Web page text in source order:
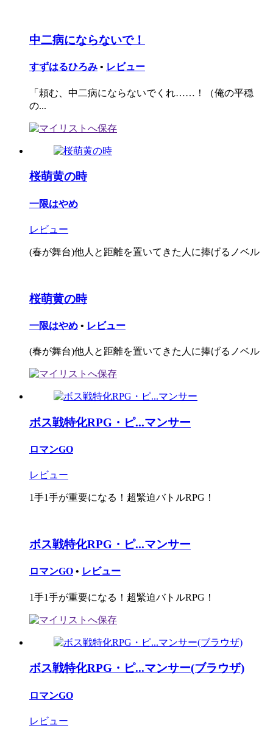
中二病にならないで！
すずはるひろみ • レビュー
「頼む、中二病にならないでくれ……！（俺の平穏
の...
桜萌黄の時
一限はやめ
レビュー
(春が舞台)他人と距離を置いてきた人に捧げるノベル
桜萌黄の時
一限はやめ • レビュー
(春が舞台)他人と距離を置いてきた人に捧げるノベル
ボス戦特化RPG・ピ...マンサー
ロマンGO
レビュー
1手1手が重要になる！超緊迫バトルRPG！
ボス戦特化RPG・ピ...マンサー
ロマンGO • レビュー
1手1手が重要になる！超緊迫バトルRPG！
ボス戦特化RPG・ピ...マンサー(ブラウザ)
ロマンGO
レビュー